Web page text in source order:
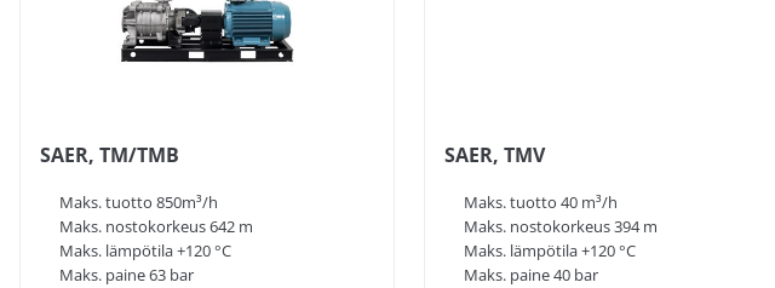
SAER, TM/TMB
Maks. tuotto 850m³/h
Maks. nostokorkeus 642 m
Maks. lämpötila +120 °C
Maks. paine 63 bar
SAER, TMV
Maks. tuotto 40 m³/h
Maks. nostokorkeus 394 m
Maks. lämpötila +120 °C
Maks. paine 40 bar